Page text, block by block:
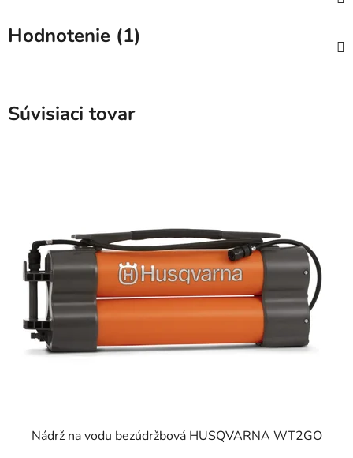
Hodnotenie (1)
Súvisiaci tovar
Nádrž na vodu bezúdržbová HUSQVARNA WT2GO